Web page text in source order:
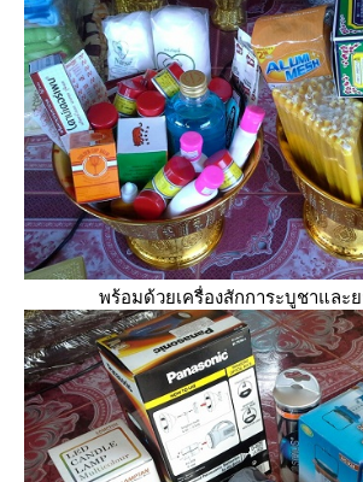
พร้อมด้วยเครื่องสักการะบูชาและ